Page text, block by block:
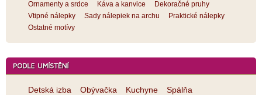
Ornamenty a srdce
Káva a kanvice
Dekoračné pruhy
Vtipné nálepky
Sady nálepiek na archu
Praktické nálepky
Ostatné motívy
Detská izba Obývačka Kuchyne
Spálňa